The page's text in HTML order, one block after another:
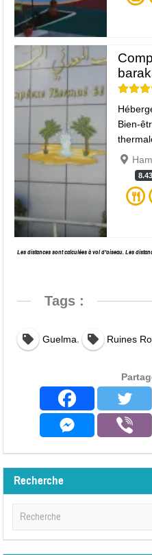
Bien-
Les distances sont calculées à vol d’oiseau. Les
Tags :
Guelma Ruines
Recherche